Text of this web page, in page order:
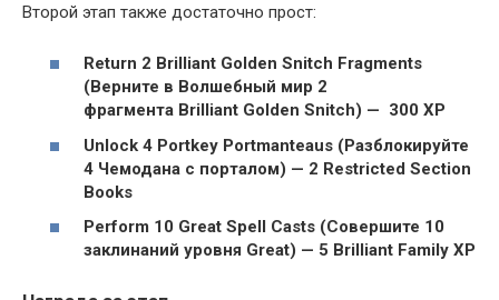
Второй этап также достаточно прост:
Return 2 Brilliant Golden Snitch Fragments
(Верните в Волшебный мир 2
фрагмента Brilliant Golden Snitch) — 300 XP
Unlock 4 Portkey Portmanteaus (Разблокируйте
4 Чемодана с порталом) — 2 Restricted Section
Books
Perform 10 Great Spell Casts (Совершите 10
заклинаний уровня Great) — 5 Brilliant Family XP